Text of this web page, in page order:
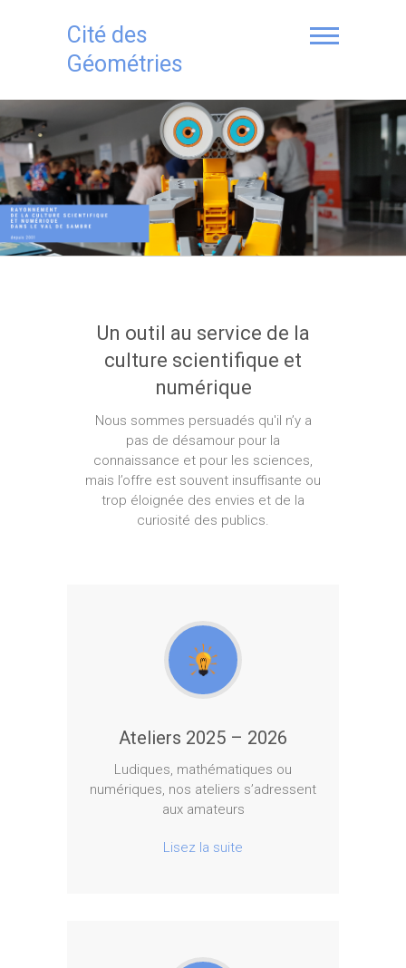
o
n
t
e
t
Cité des
Géométries
Un outil au service de la
culture scientifique et
numérique
Nous sommes persuadés qu'il n’y a
pas de désamour pour la
connaissance et pour les sciences,
mais l’offre est souvent insuffisante ou
trop éloignée des envies et de la
curiosité des publics.
Ateliers 2025 – 2026
Ludiques, mathématiques ou
numériques, nos ateliers s’adressent
aux amateurs
Lisez la suite